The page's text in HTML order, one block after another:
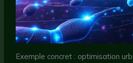
Exemple concret : optimisation